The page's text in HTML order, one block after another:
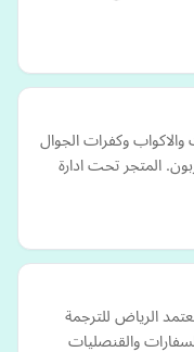
وكفرات الجوال
المتجر تحت ادارة
الرياض للترجمة
والقنصليات